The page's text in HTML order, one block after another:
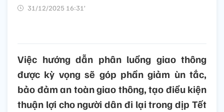
31/12/2025 16:31’
Việc hướng dẫn phân luồng giao thông
được kỳ vọng sẽ góp phần giảm ùn tắc,
bảo đảm an toàn giao thông, tạo điều kiện
thuận lợi cho người dân đi lại trong dịp Tết